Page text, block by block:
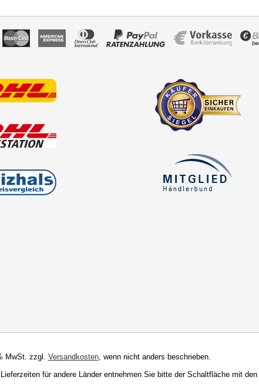
MwSt. zzgl. Versandkosten, wenn nicht anders beschrieben.
für andere Länder entnehmen Sie bitte der Schaltfläche mit den